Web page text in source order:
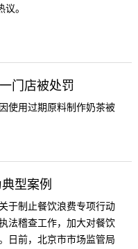
。
门店被处罚
使用过期原料制作奶茶被
型案例
于制止餐饮浪费专项行动
法稽查工作，加大对餐饮
日前，北京市市场监管局